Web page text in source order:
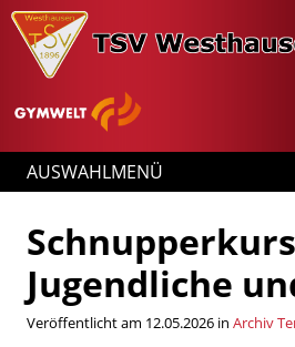
AUSWAHLMENÜ
Jugendliche
Veröffentlicht am 12.05.2026 in Archiv